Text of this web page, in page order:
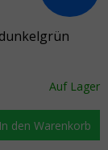
Auf Lager
In den Warenkorb